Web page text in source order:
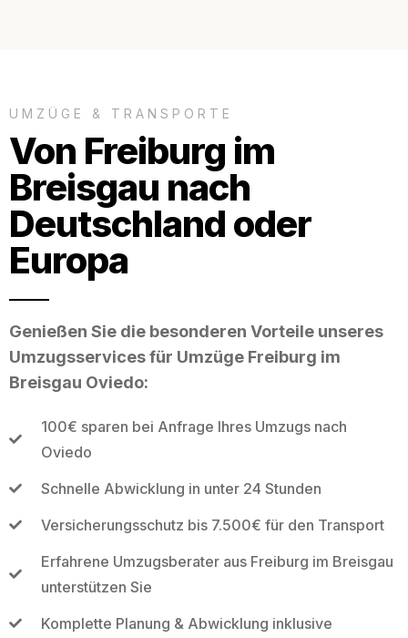
UMZÜGE & TRANSPORTE
Von Freiburg im
Breisgau nach
Deutschland oder
Europa
Genießen Sie die besonderen Vorteile unseres
Umzugsservices für Umzüge Freiburg im
Breisgau Oviedo:
100€ sparen bei Anfrage Ihres Umzugs nach
Oviedo
Schnelle Abwicklung in unter 24 Stunden
Versicherungsschutz bis 7.500€ für den Transport
Erfahrene Umzugsberater aus Freiburg im Breisgau
unterstützen Sie
Komplette Planung & Abwicklung inklusive